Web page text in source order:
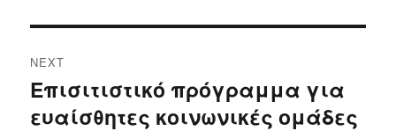
NEXT
Next
post:
Επισιτιστικό πρόγραμμα για
ευαίσθητες κοινωνικές ομάδες